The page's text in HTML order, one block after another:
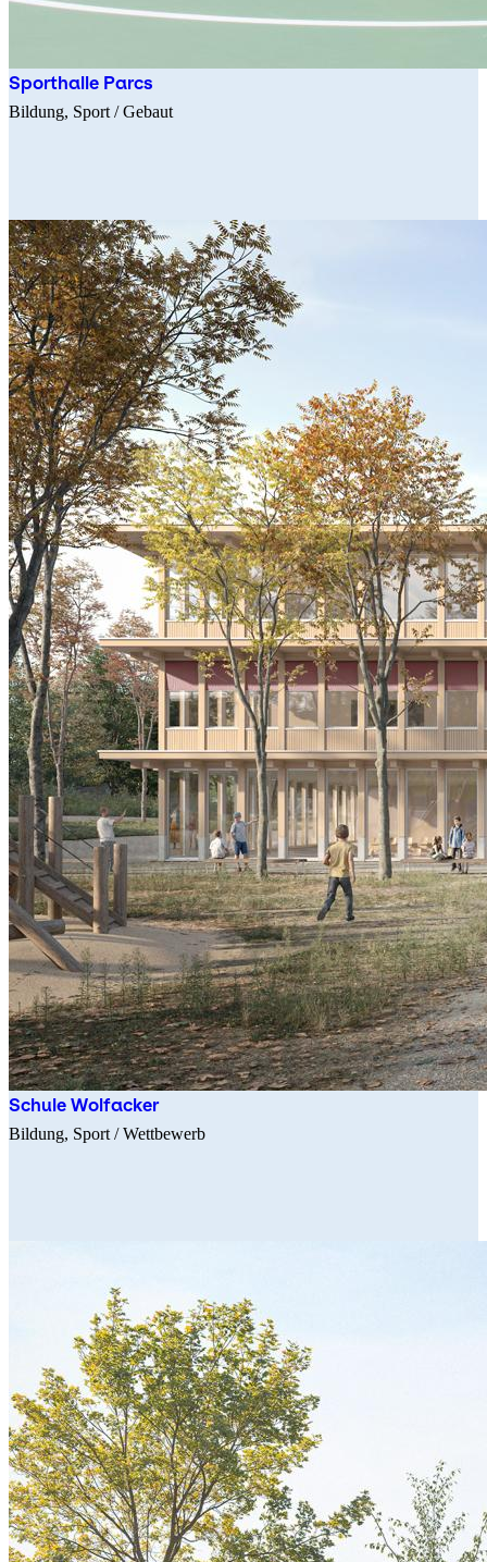
Sporthalle Parcs
Bildung Sport / Gebaut
Schule Wolfacker
Bildung Sport / Wettbewerb